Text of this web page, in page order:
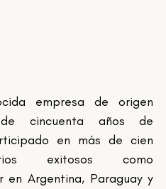
empresa de origen
cincuenta años de
en más de cien
exitosos como
en Argentina, Paraguay y